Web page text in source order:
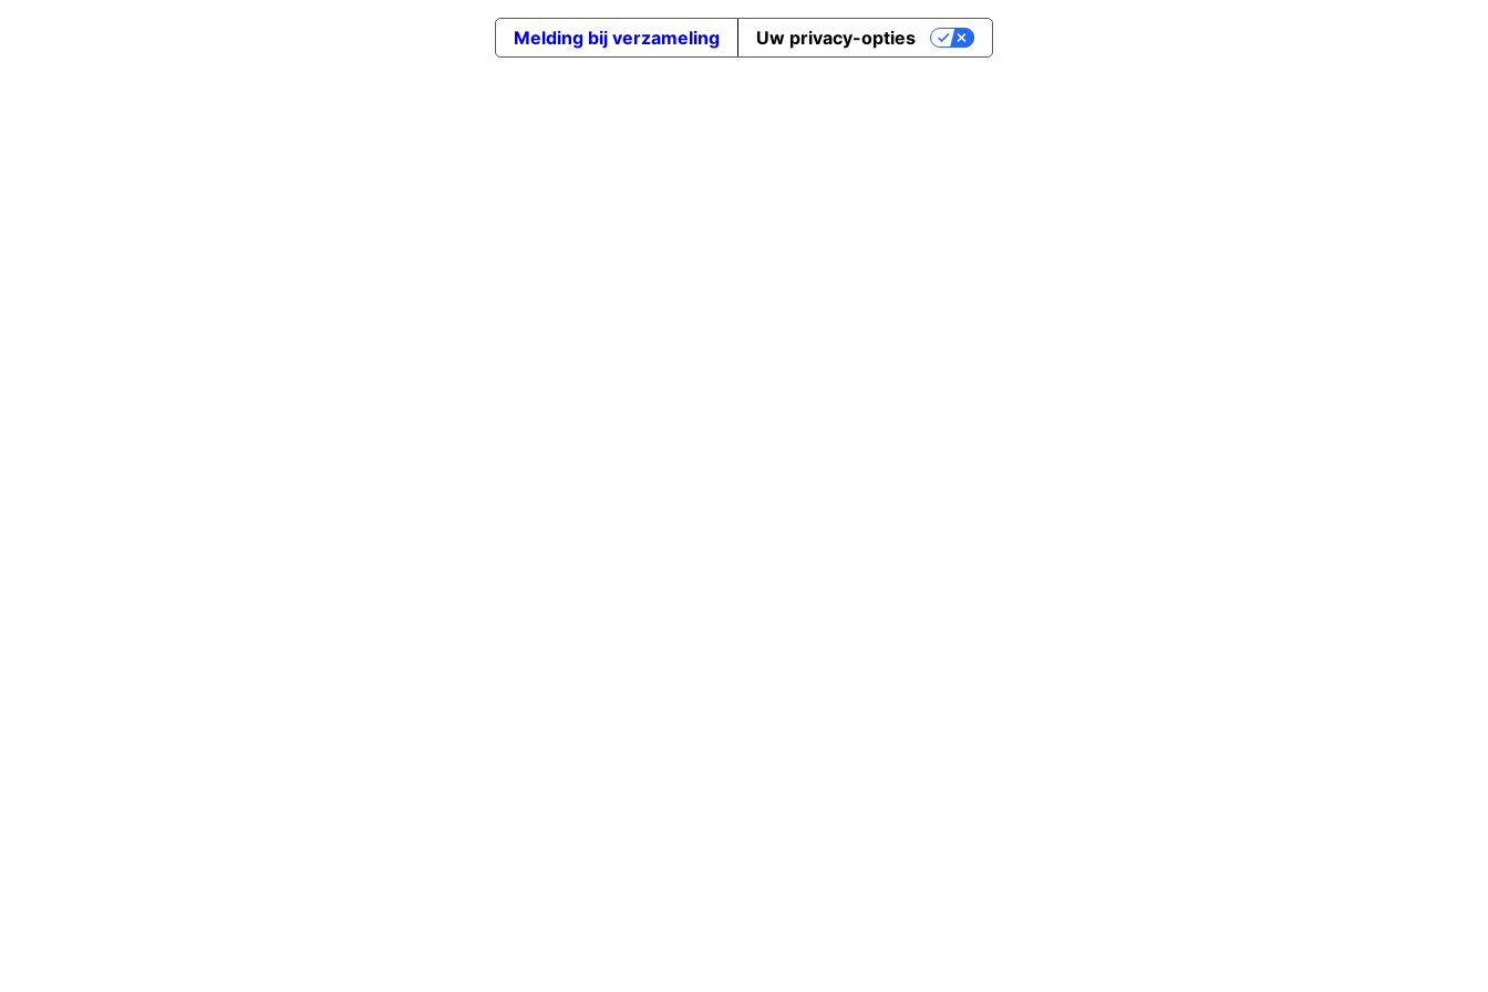
Melding bij verzameling Uw privacy-opties